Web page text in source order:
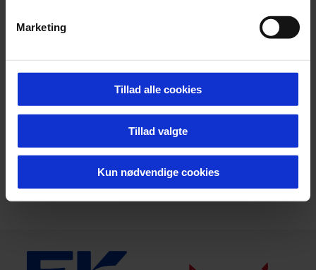
Marketing
Tillad alle cookies
Tillad valgte
Kun nødvendige cookies
Kan teknologi skabe bedre
Innovation in collaboration